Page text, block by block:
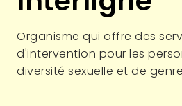
Organisme qui offre des
d'intervention pour les
diversité sexuelle et de